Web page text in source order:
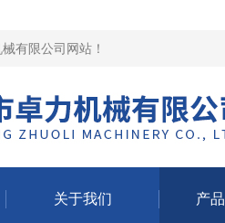
有限公司网站 ！
关于我们 产